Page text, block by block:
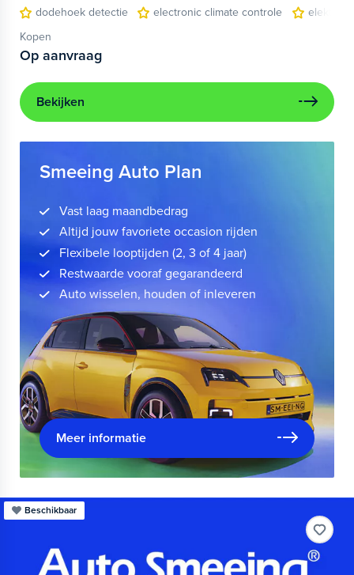
dodehoek detectie
electronic climate controle
Kopen
Op aanvraag
Bekijken
Smeeing Auto Plan
Vast laag maandbedrag
Altijd jouw favoriete occasion rijden
Flexibele looptijden (2, 3 of 4 jaar)
Restwaarde vooraf gegarandeerd
Auto wisselen, houden of inleveren
Meer informatie
Beschikbaar